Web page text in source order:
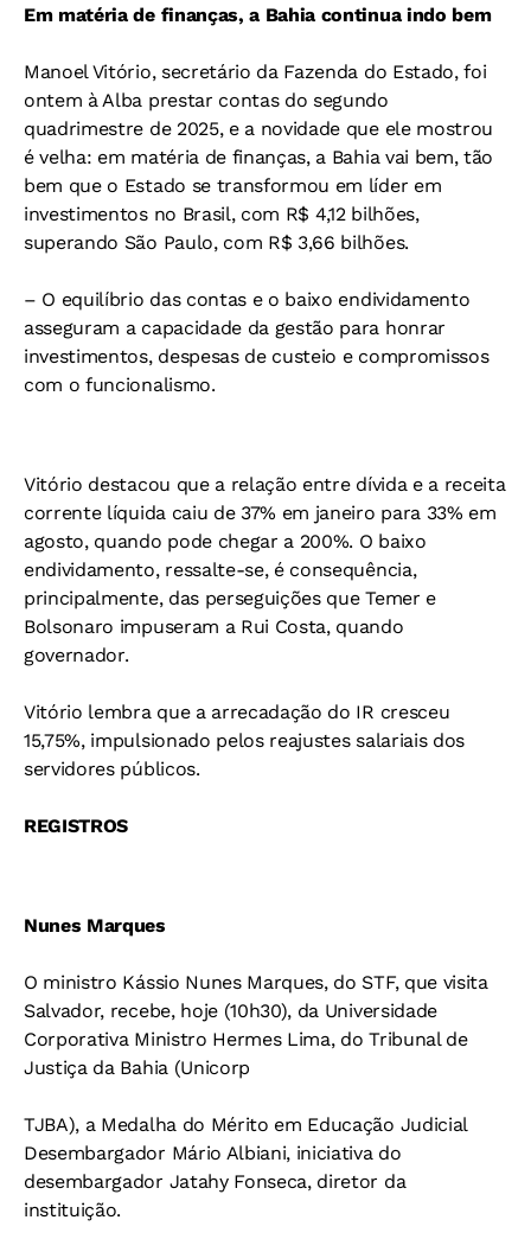
Em matéria de finanças, a Bahia continua indo bem
Manoel Vitório, secretário da Fazenda do Estado, foi
ontem à Alba prestar contas do segundo
quadrimestre de 2025, e a novidade que ele mostrou
é velha: em matéria de finanças, a Bahia vai bem, tão
bem que o Estado se transformou em líder em
investimentos no Brasil, com R$ 4,12 bilhões,
superando São Paulo, com R$ 3,66 bilhões.
– O equilíbrio das contas e o baixo endividamento
asseguram a capacidade da gestão para honrar
investimentos, despesas de custeio e compromissos
com o funcionalismo.
Vitório destacou que a relação entre dívida e a receita
corrente líquida caiu de 37% em janeiro para 33% em
agosto, quando pode chegar a 200%. O baixo
endividamento, ressalte-se, é consequência,
principalmente, das perseguições que Temer e
Bolsonaro impuseram a Rui Costa, quando
governador.
Vitório lembra que a arrecadação do IR cresceu
15,75%, impulsionado pelos reajustes salariais dos
servidores públicos.
REGISTROS
Nunes Marques
O ministro Kássio Nunes Marques, do STF, que visita
Salvador, recebe, hoje (10h30), da Universidade
Corporativa Ministro Hermes Lima, do Tribunal de
Justiça da Bahia (Unicorp
TJBA), a Medalha do Mérito em Educação Judicial
Desembargador Mário Albiani, iniciativa do
desembargador Jatahy Fonseca, diretor da
instituição.